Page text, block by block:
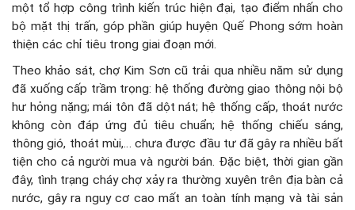
một tổ hợp công trình kiến trúc hiện đại, tạo điểm nhấn cho
bộ mặt thị trấn, góp phần giúp huyện Quế Phong sớm hoàn
thiện các chỉ tiêu trong giai đoạn mới.
Theo khảo sát, chợ Kim Sơn cũ trải qua nhiều năm sử dụng
đã xuống cấp trầm trọng: hệ thống đường giao thông nội bộ
hư hỏng nặng; mái tôn đã dột nát; hệ thống cấp, thoát nước
không còn đáp ứng đủ tiêu chuẩn; hệ thống chiếu sáng,
thông gió, thoát mùi,… chưa được đầu tư đã gây ra nhiều bất
tiện cho cả người mua và người bán. Đặc biệt, thời gian gần
đây, tình trạng cháy chợ xảy ra thường xuyên trên địa bàn cả
nước, gây ra nguy cơ cao mất an toàn tính mạng và tài sản